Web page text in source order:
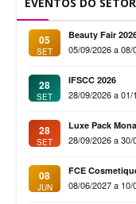
05
SET
Beauty Fair
05/09/2026 a 08/
28
SET
IFSCC 2026
28/09/2026 a 01/
28
SET
Luxe Pack
28/09/2026 a 30/
08
JUN
FCE
08/06/2027 a 10/